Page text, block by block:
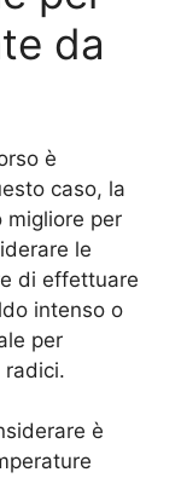
da
è
caso, la
migliore per
le
di effettuare
intenso o
per
radici.
è